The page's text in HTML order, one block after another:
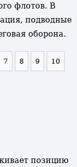
флотов. В
подводные
оборона.
7 8 9 10
позицию